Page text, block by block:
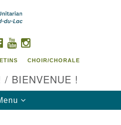
Search
FACEBOOK
YOUTUBE
CHOIR/CHORALE
/ BIENVENUE !